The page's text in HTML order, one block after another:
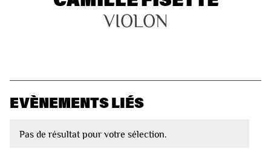
VIOLON
EVÈNEMENTS LIÉS
Pas de résultat pour votre sélection.